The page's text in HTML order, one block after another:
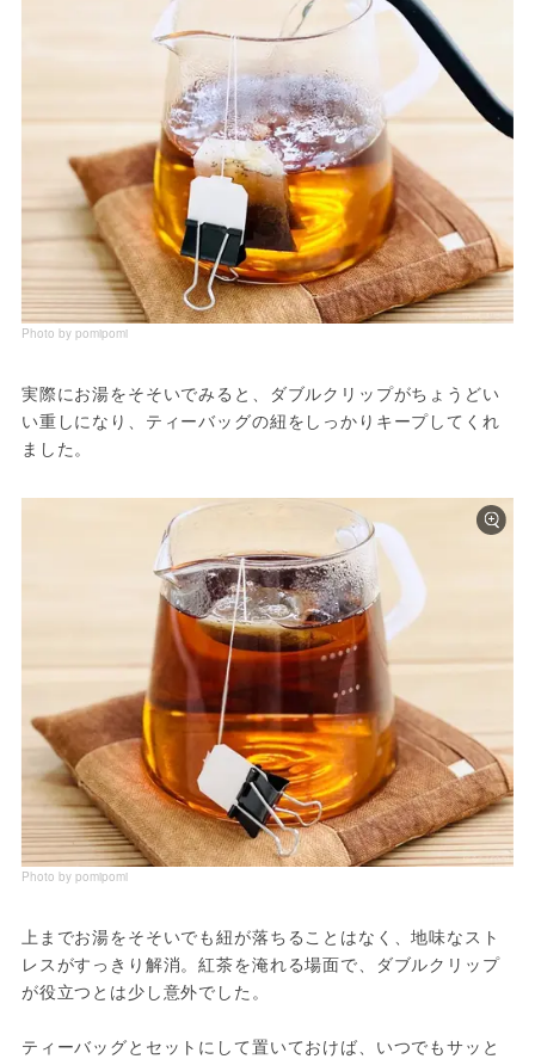
Photo by pomipomi
実際にお湯をそそいでみると、ダブルクリップがちょうどい
い重しになり、ティーバッグの紐をしっかりキープしてくれ
ました。
Photo by pomipomi
上までお湯をそそいでも紐が落ちることはなく、地味なスト
レスがすっきり解消。紅茶を淹れる場面で、ダブルクリップ
が役立つとは少し意外でした。
ティーバッグとセットにして置いておけば、いつでもサッと